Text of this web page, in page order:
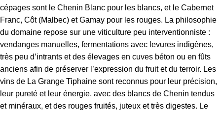
cépages sont le Chenin Blanc pour les blancs, et le Cabernet
Franc, Côt (Malbec) et Gamay pour les rouges. La philosophie
du domaine repose sur une viticulture peu interventionniste :
vendanges manuelles, fermentations avec levures indigènes,
très peu d’intrants et des élevages en cuves béton ou en fûts
anciens afin de préserver l’expression du fruit et du terroir. Les
vins de La Grange Tiphaine sont reconnus pour leur précision,
leur pureté et leur énergie, avec des blancs de Chenin tendus
et minéraux, et des rouges fruités, juteux et très digestes. Le